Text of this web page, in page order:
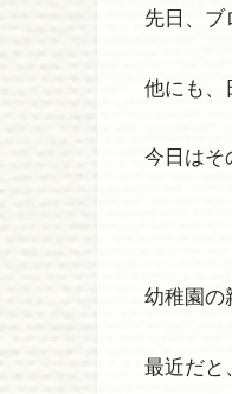
先日、ブ
他にも、
今日はそ
幼稚園の
最近だと